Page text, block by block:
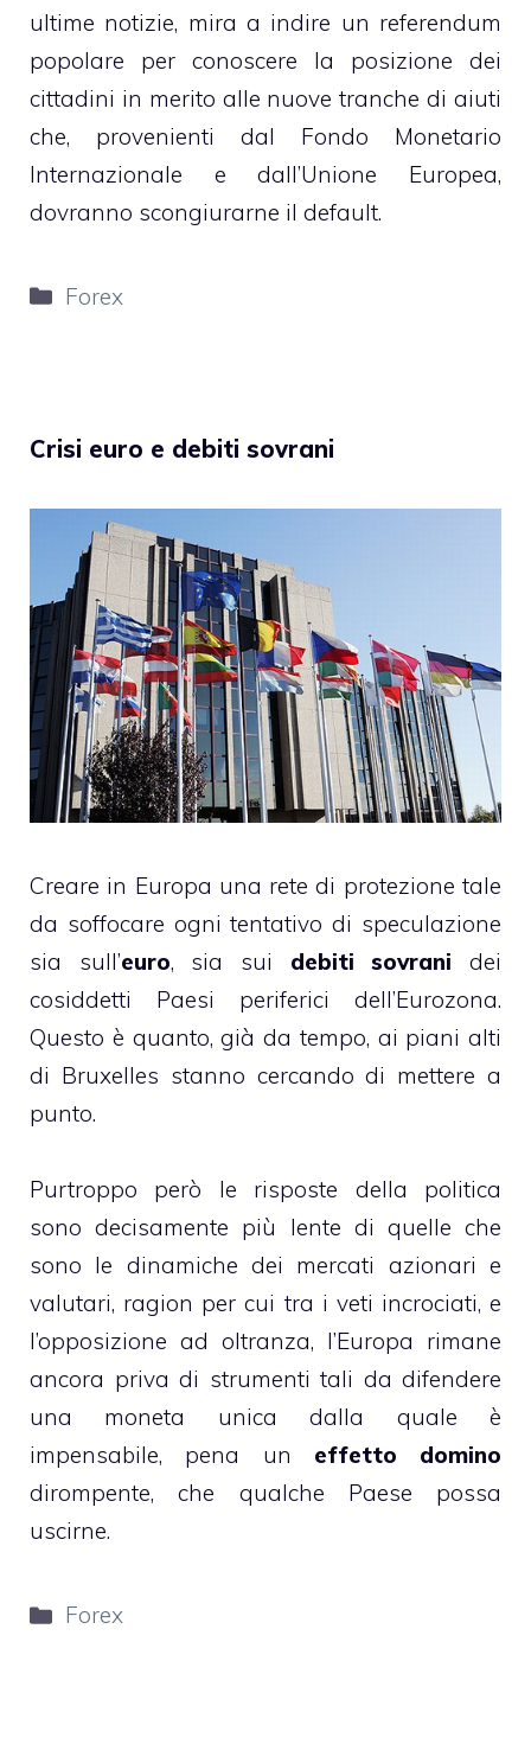
ultime notizie, mira a indire un referendum
popolare per conoscere la posizione dei
cittadini in merito alle nuove tranche di aiuti
che, provenienti dal Fondo Monetario
Internazionale e dall’Unione Europea,
dovranno scongiurarne il default.
Categorie
Forex
Crisi euro e debiti sovrani
Creare in Europa una rete di protezione tale
da soffocare ogni tentativo di speculazione
sia sull’euro, sia sui debiti sovrani dei
cosiddetti Paesi periferici dell’Eurozona.
Questo è quanto, già da tempo, ai piani alti
di Bruxelles stanno cercando di mettere a
punto.
Purtroppo però le risposte della politica
sono decisamente più lente di quelle che
sono le dinamiche dei mercati azionari e
valutari, ragion per cui tra i veti incrociati, e
l’opposizione ad oltranza, l’Europa rimane
ancora priva di strumenti tali da difendere
una moneta unica dalla quale è
impensabile, pena un effetto domino
dirompente, che qualche Paese possa
uscirne.
Categorie
Forex